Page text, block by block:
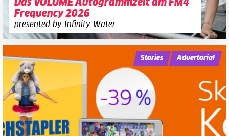
Das VOLUME Autogrammzelt am FM4
Frequency 2026
presented by Infinity Water
Stories Advertorial